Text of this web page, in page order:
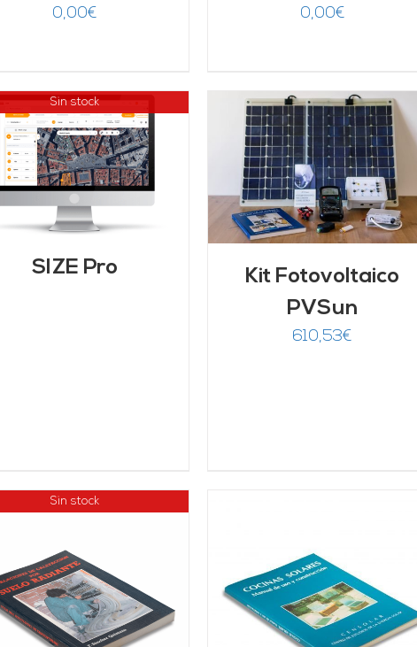
0,00€ 0,00€
Sin stock
SIZE Pro
AÑADIR AL CARRITO
DETALLES
Kit Fotovoltaico
PVSun
610,53€
AÑADIR AL CARRITO
/
DETALLES
Sin stock
AÑADIR AL CARRITO
/
DETALLES
AÑADIR AL CARRITO
DETALLES